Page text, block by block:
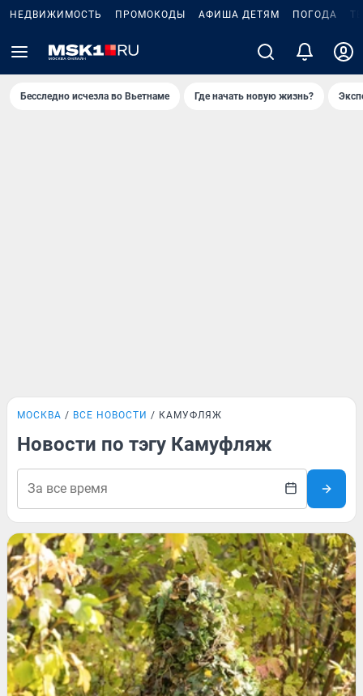
НЕДВИЖИМОСТЬ ПРОМОКОДЫ АФИША ДЕТЯМ ПОГОДА
Бесследно исчезла во Вьетнаме Где начать новую жизнь?
МОСКВА ВСЕ НОВОСТИ КАМУФЛЯЖ
Новости по тэгу Камуфляж